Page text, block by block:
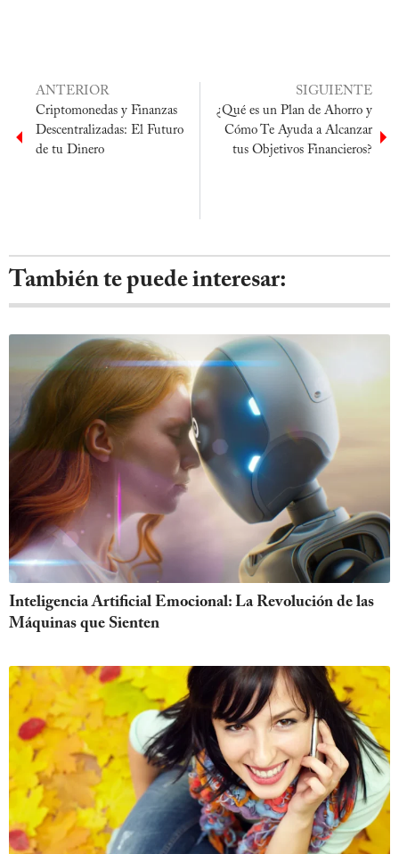
ANTERIOR
Criptomonedas y Finanzas
Descentralizadas: El Futuro
de tu Dinero
SIGUIENTE
¿Qué es un Plan de Ahorro y
Cómo Te Ayuda a Alcanzar
tus Objetivos Financieros?
También te puede interesar:
Inteligencia Artificial Emocional: La Revolución de las
Máquinas que Sienten